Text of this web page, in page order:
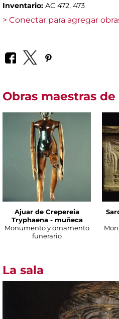
Inventario: AC 472, 473
> Conectar para agregar
Obras maestras de
Ajuar de Crepereia
Tryphaena - muñeca
Monumento y ornamento
funerario
La sala